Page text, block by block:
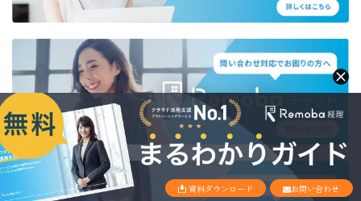
資料ダウンロード お問い合わせ